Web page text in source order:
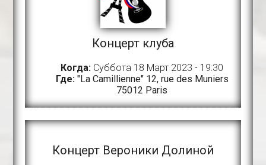
Концерт клуба
Когда: Суббота 18 Март 2023 - 19:30
Где: "La Camillienne" 12, rue des Muniers
75012 Paris
Концерт Вероники Долиной